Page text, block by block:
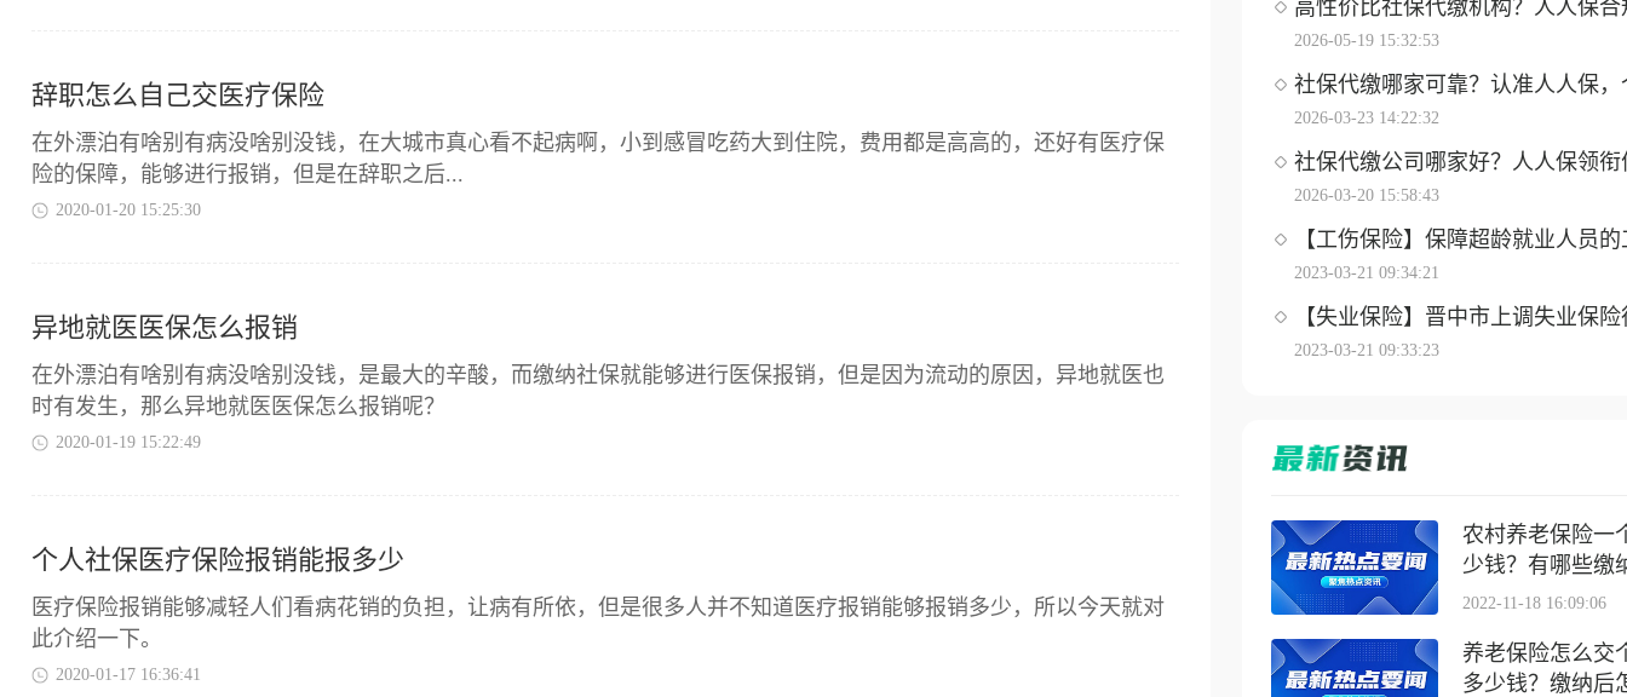
辞职怎么自己交医疗保险
​在外漂泊有啥别有病没啥别没钱，在大城市真心看不起病啊，小到感冒吃药大到住院，费用都是高高的，还好有医疗保
险的保障，能够进行报销，但是在辞职之后...
2020-01-20 15:25:30
异地就医医保怎么报销
在外漂泊有啥别有病没啥别没钱，是最大的辛酸，而缴纳社保就能够进行医保报销，但是因为流动的原因，异地就医也
时有发生，那么异地就医医保怎么报销呢？
2020-01-19 15:22:49
个人社保医疗保险报销能报多少
​医疗保险报销能够减轻人们看病花销的负担，让病有所依，但是很多人并不知道医疗报销能够报销多少，所以今天就对
此介绍一下。
2020-01-17 16:36:41
高性价比社保代缴机构？人人保合
2026-05-19 15:32:53
社保代缴哪家可靠？认准人人保，
2026-03-23 14:22:32
社保代缴公司哪家好？人人保领衔
2026-03-20 15:58:43
【工伤保险】保障超龄就业人员
2023-03-21 09:34:21
【失业保险】晋中市上调失业保
2023-03-21 09:33:23
农村养老保险一
少钱？有哪些缴
2022-11-18 16:09:06
养老保险怎么交
多少钱？缴纳后